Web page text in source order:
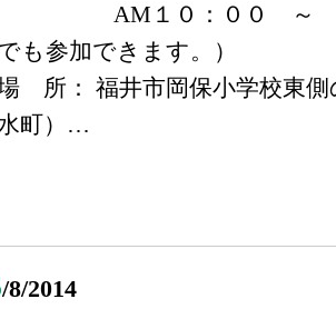
AM１０：００ ～ PM
も参加できます。）
所： 福井市岡保小学校東側
町）…
/8/2014